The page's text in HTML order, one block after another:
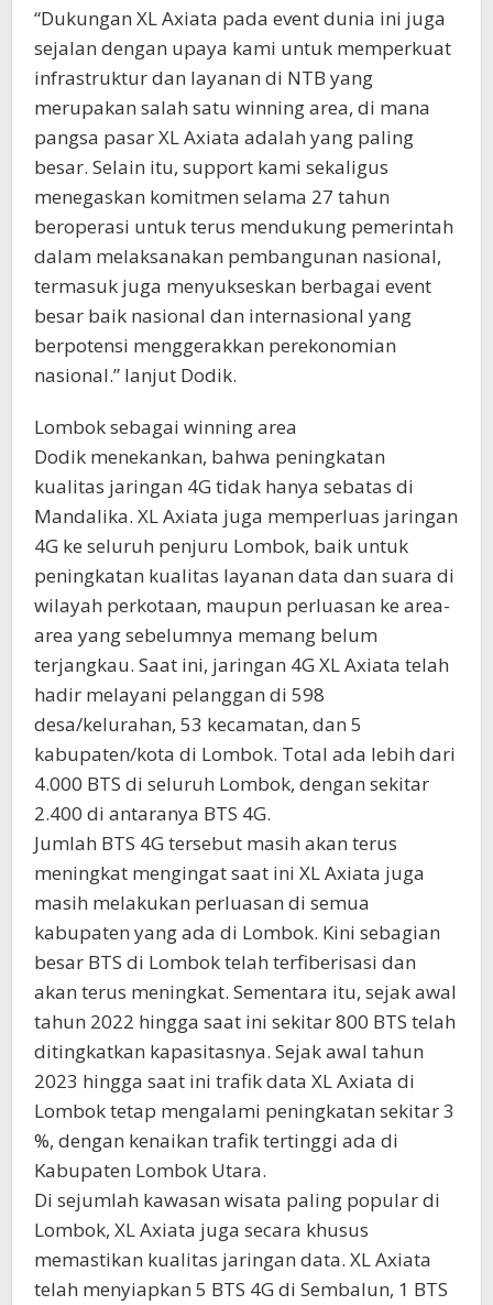
“Dukungan XL Axiata pada event dunia ini juga
sejalan dengan upaya kami untuk memperkuat
infrastruktur dan layanan di NTB yang
merupakan salah satu winning area, di mana
pangsa pasar XL Axiata adalah yang paling
besar. Selain itu, support kami sekaligus
menegaskan komitmen selama 27 tahun
beroperasi untuk terus mendukung pemerintah
dalam melaksanakan pembangunan nasional,
termasuk juga menyukseskan berbagai event
besar baik nasional dan internasional yang
berpotensi menggerakkan perekonomian
nasional.” lanjut Dodik.
Lombok sebagai winning area
Dodik menekankan, bahwa peningkatan
kualitas jaringan 4G tidak hanya sebatas di
Mandalika. XL Axiata juga memperluas jaringan
4G ke seluruh penjuru Lombok, baik untuk
peningkatan kualitas layanan data dan suara di
wilayah perkotaan, maupun perluasan ke area-
area yang sebelumnya memang belum
terjangkau. Saat ini, jaringan 4G XL Axiata telah
hadir melayani pelanggan di 598
desa/kelurahan, 53 kecamatan, dan 5
kabupaten/kota di Lombok. Total ada lebih dari
4.000 BTS di seluruh Lombok, dengan sekitar
2.400 di antaranya BTS 4G.
Jumlah BTS 4G tersebut masih akan terus
meningkat mengingat saat ini XL Axiata juga
masih melakukan perluasan di semua
kabupaten yang ada di Lombok. Kini sebagian
besar BTS di Lombok telah terfiberisasi dan
akan terus meningkat. Sementara itu, sejak awal
tahun 2022 hingga saat ini sekitar 800 BTS telah
ditingkatkan kapasitasnya. Sejak awal tahun
2023 hingga saat ini trafik data XL Axiata di
Lombok tetap mengalami peningkatan sekitar 3
%, dengan kenaikan trafik tertinggi ada di
Kabupaten Lombok Utara.
Di sejumlah kawasan wisata paling popular di
Lombok, XL Axiata juga secara khusus
memastikan kualitas jaringan data. XL Axiata
telah menyiapkan 5 BTS 4G di Sembalun, 1 BTS